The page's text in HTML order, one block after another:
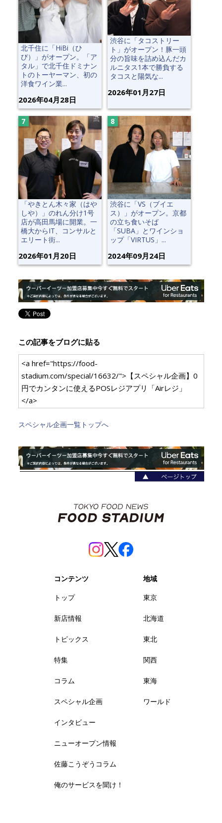
北千住に「HiBi（ひ
び）」がオープン。「ア
タル」で北千住ドミナン
トのトーヤーマン、初の
洋食ワイン業...
2026年04月28日
渋谷に「タコストリー
ト」がオープン！豚一頭
分の旨味を詰め込んだカ
ルニタス1本で勝負する
タコスと陽気な...
2026年01月27日
「やきとん木々家（はや
しや）」のれん分け1号
店が高田馬場に開業。一
橋大からIT、コンサルと
エリート街...
2026年01月20日
渋谷に「VS（ブイエ
ス）」がオープン。京都
の立ち食いそば
「SUBA」とワインショ
ップ「VIRTUS」...
2024年09月24日
この記事をブログに貼る
<a href="https://food-
stadium.com/special/16632/">【スペシャル企画】0
円でカンタンに使えるPOSレジアプリ「Airレジ」
</a>
スペシャル企画一覧トップへ
コンテンツ
トップ
新店情報
トピックス
特集
コラム
スペシャル企画
インタビュー
ニューオープン情報
佐藤こうぞうコラム
俺のサービスを聞け！
地域
東京
北海道
東北
関西
東海
ワールド